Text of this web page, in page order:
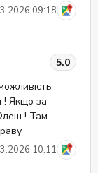
09:18
10:11
5.0
! Якщо за
! Там